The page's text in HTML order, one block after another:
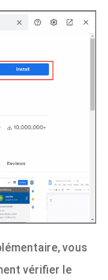
vous
vérifier le